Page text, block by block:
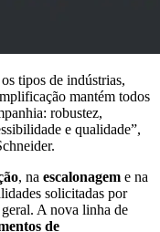
tipos de indústrias,
mantém todos
robustez,
e qualidade”,
, na escalonagem e na
solicitadas por
A nova linha de
de